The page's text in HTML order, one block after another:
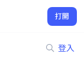
打開
登入